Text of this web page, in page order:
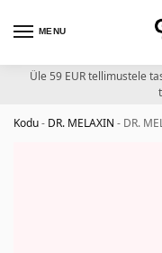
MENU
Üle 59 EUR tellimustele
Kodu- DR. MELAXIN - DR.